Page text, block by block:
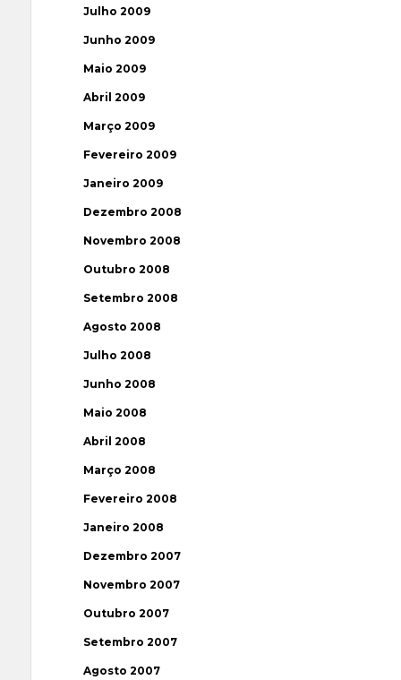
Julho 2009
Junho 2009
Maio 2009
Abril 2009
Março 2009
Fevereiro 2009
Janeiro 2009
Dezembro 2008
Novembro 2008
Outubro 2008
Setembro 2008
Agosto 2008
Julho 2008
Junho 2008
Maio 2008
Abril 2008
Março 2008
Fevereiro 2008
Janeiro 2008
Dezembro 2007
Novembro 2007
Outubro 2007
Setembro 2007
Agosto 2007